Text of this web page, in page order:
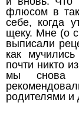
флюсом в
себе, когда
щеку. Мне (о
выписали
как
почти никто
мы снова
родителями и